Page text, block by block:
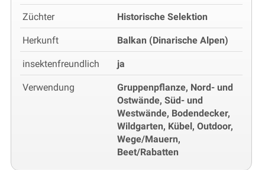
Züchter Historische Selektion
Herkunft Balkan (Dinarische Alpen)
insektenfreundlich ja
Verwendung
Gruppenpflanze, Nord- und
Ostwände, Süd- und
Westwände, Bodendecker,
Wildgarten, Kübel, Outdoor,
Wege/Mauern,
Beet/Rabatten